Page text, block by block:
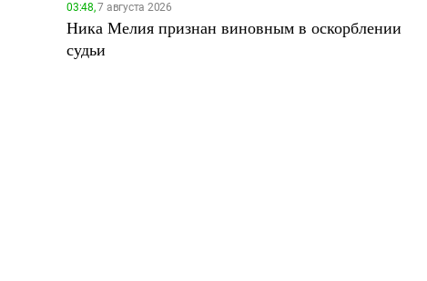
03:48,7 августа 2026
Ника Мелия признан виновным в оскорблении
судьи